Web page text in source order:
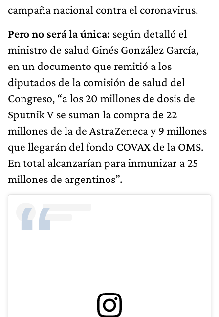
campaña nacional contra el coronavirus.
Pero no será la única: según detalló el
ministro de salud Ginés González García,
en un documento que remitió a los
diputados de la comisión de salud del
Congreso, “a los 20 millones de dosis de
Sputnik V se suman la compra de 22
millones de la de AstraZeneca y 9 millones
que llegarán del fondo COVAX de la OMS.
En total alcanzarían para inmunizar a 25
millones de argentinos”.